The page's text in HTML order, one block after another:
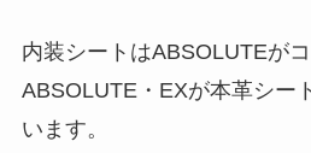
内装シートはABSOLUTEがコ
ABSOLUTE・EXが本革シー
います。